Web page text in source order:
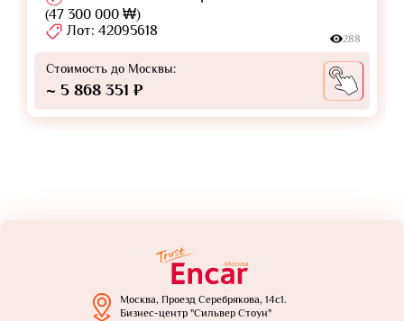
(47 300 000 ₩)
Лот: 42095618
288
Стоимость до Москвы:
~ 5 868 351 ₽
Москва, Проезд Серебрякова, 14с1.
Бизнес-центр "Сильвер Стоун"